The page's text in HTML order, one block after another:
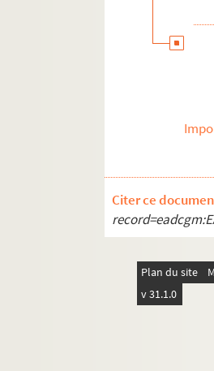
Citer ce
Plan du site
v 31.1.0